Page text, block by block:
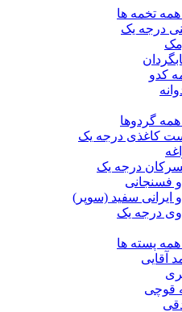
تخمه ها
درجه یک
کدو
گردوها
کاغذی درجه یک
درجه یک
فسنجانی
ایرانی سفید (سوپر)
درجه یک
پسته ها
آقایی
قوچی